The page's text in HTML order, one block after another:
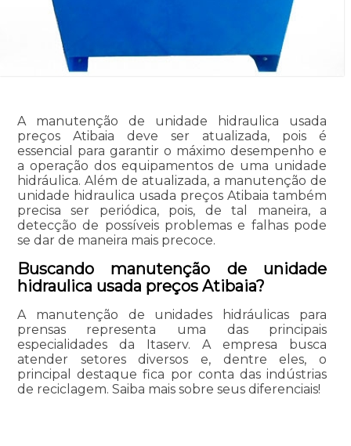
A manutenção de unidade hidraulica usada
preços Atibaia deve ser atualizada, pois é
essencial para garantir o máximo desempenho e
a operação dos equipamentos de uma unidade
hidráulica. Além de atualizada, a manutenção de
unidade hidraulica usada preços Atibaia também
precisa ser periódica, pois, de tal maneira, a
detecção de possíveis problemas e falhas pode
se dar de maneira mais precoce.
Buscando manutenção de unidade
hidraulica usada preços Atibaia?
A manutenção de unidades hidráulicas para
prensas representa uma das principais
especialidades da Itaserv. A empresa busca
atender setores diversos e, dentre eles, o
principal destaque fica por conta das indústrias
de reciclagem. Saiba mais sobre seus diferenciais!